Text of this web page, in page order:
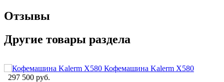
Отзывы
Другие товары раздела
Кофемашина Kalerm X580
297 500 руб.